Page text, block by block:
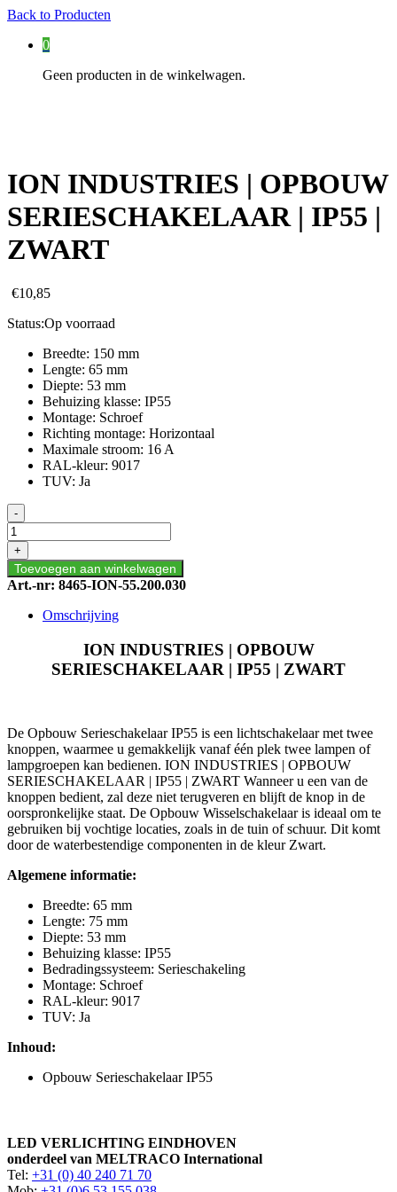
Back to Producten
0
Geen producten in de winkelwagen.
ION INDUSTRIES | OPBOUW
SERIESCHAKELAAR | IP55 |
ZWART
€10,85
Status:Op voorraad
Breedte: 150 mm
Lengte: 65 mm
Diepte: 53 mm
Behuizing klasse: IP55
Montage: Schroef
Richting montage: Horizontaal
Maximale stroom: 16 A
RAL-kleur: 9017
TUV: Ja
ION
INDUSTRIES
|
OPBOUW
SERIESCHAKELAAR
|
-
+
Toevoegen aan winkelwagen
Art.-nr: 8465-ION-55.200.030
Omschrijving
ION INDUSTRIES | OPBOUW
SERIESCHAKELAAR | IP55 | ZWART
De Opbouw Serieschakelaar IP55 is een lichtschakelaar met twee
knoppen, waarmee u gemakkelijk vanaf één plek twee lampen of
lampgroepen kan bedienen. ION INDUSTRIES | OPBOUW
SERIESCHAKELAAR | IP55 | ZWART Wanneer u een van de
knoppen bedient, zal deze niet terugveren en blijft de knop in de
oorspronkelijke staat. De Opbouw Wisselschakelaar is ideaal om te
gebruiken bij vochtige locaties, zoals in de tuin of schuur. Dit komt
door de waterbestendige componenten in de kleur Zwart.
Algemene informatie:
Breedte: 65 mm
Lengte: 75 mm
Diepte: 53 mm
Behuizing klasse: IP55
Bedradingssysteem: Serieschakeling
Montage: Schroef
RAL-kleur: 9017
TUV: Ja
Inhoud:
Opbouw Serieschakelaar IP55
LED VERLICHTING EINDHOVEN
onderdeel van MELTRACO International
Tel: +31 (0) 40 240 71 70